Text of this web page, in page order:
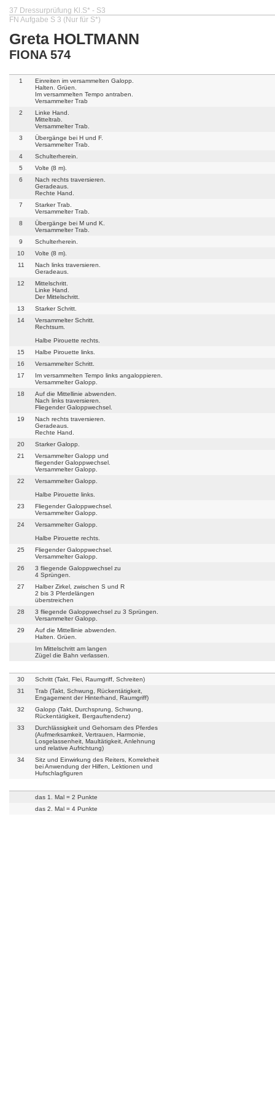
37 Dressurprüfung Kl.S* - S3
FN Aufgabe S 3 (Nur für S*)
Greta HOLTMANN
FIONA 574
1
Einreiten im versammelten Galopp.
Halten. Grüen.
Im versammelten Tempo antraben.
Versammelter Trab
2
Linke Hand.
Mitteltrab.
Versammelter Trab.
3
Übergänge bei H und F.
Versammelter Trab.
4
Schulterherein.
5
Volte (8 m).
6
Nach rechts traversieren.
Geradeaus.
Rechte Hand.
7
Starker Trab.
Versammelter Trab.
8
Übergänge bei M und K.
Versammelter Trab.
9
Schulterherein.
10
Volte (8 m).
11
Nach links traversieren.
Geradeaus.
12
Mittelschritt.
Linke Hand.
Der Mittelschritt.
13
Starker Schritt.
14
Versammelter Schritt.
Rechtsum.
Halbe Pirouette rechts.
15
Halbe Pirouette links.
16
Versammelter Schritt.
17
Im versammelten Tempo links angaloppieren.
Versammelter Galopp.
18
Auf die Mittellinie abwenden.
Nach links traversieren.
Fliegender Galoppwechsel.
19
Nach rechts traversieren.
Geradeaus.
Rechte Hand.
20
Starker Galopp.
21
Versammelter Galopp und
fliegender Galoppwechsel.
Versammelter Galopp.
22
Versammelter Galopp.
Halbe Pirouette links.
23
Fliegender Galoppwechsel.
Versammelter Galopp.
24
Versammelter Galopp.
Halbe Pirouette rechts.
25
Fliegender Galoppwechsel.
Versammelter Galopp.
26
3 fliegende Galoppwechsel zu
4 Sprüngen.
27
Halber Zirkel, zwischen S und R
2 bis 3 Pferdelängen
überstreichen
28
3 fliegende Galoppwechsel zu 3 Sprüngen.
Versammelter Galopp.
29
Auf die Mittellinie abwenden.
Halten. Grüen.
Im Mittelschritt am langen
Zügel die Bahn verlassen.
30
Schritt (Takt, Flei, Raumgriff, Schreiten)
31
Trab (Takt, Schwung, Rückentätigkeit,
Engagement der Hinterhand, Raumgriff)
32
Galopp (Takt, Durchsprung, Schwung,
Rückentätigkeit, Bergauftendenz)
33
Durchlässigkeit und Gehorsam des Pferdes
(Aufmerksamkeit, Vertrauen, Harmonie,
Losgelassenheit, Maultätigkeit, Anlehnung
und relative Aufrichtung)
34
Sitz und Einwirkung des Reiters, Korrektheit
bei Anwendung der Hilfen, Lektionen und
Hufschlagfiguren
das 1. Mal = 2 Punkte
das 2. Mal = 4 Punkte